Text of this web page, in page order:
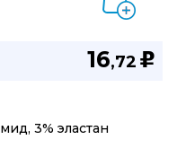
16,72 u
3% эластан